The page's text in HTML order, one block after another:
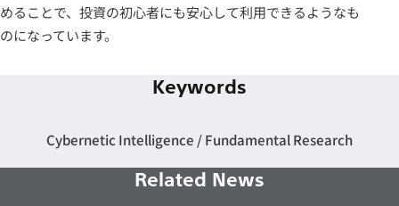
めることで、投資の初心者にも安心して利用できるようなも
のになっています。
Keywords
Cybernetic Intelligence Fundamental Research
Related News